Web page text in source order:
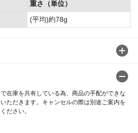
在庫を共有している為、商品の手配ができな
ただきます。キャンセルの際は別途ご案内を
ださい。
重さ（単位）
(平均)約78g